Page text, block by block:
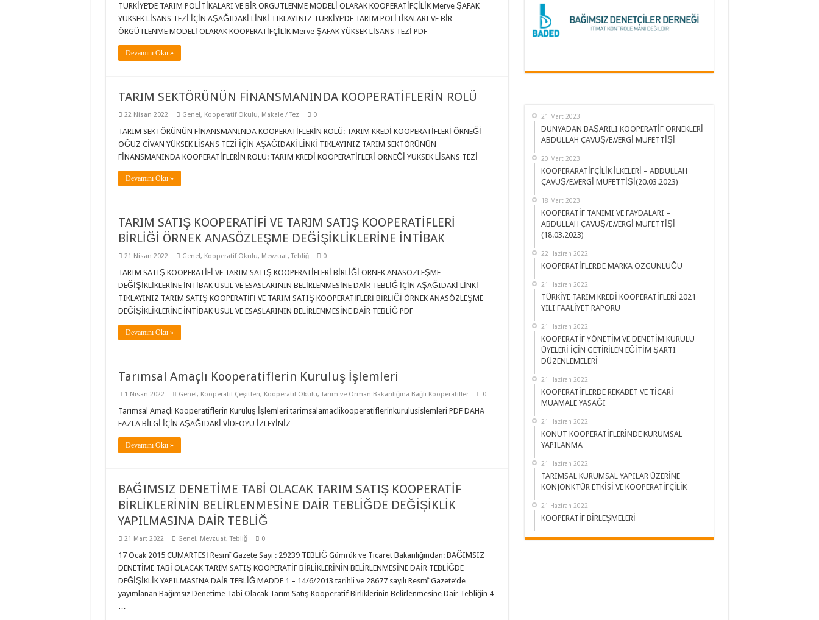
TÜRKİYE’DE TARIM POLİTİKALARI VE BİR ÖRGÜTLENME MODELİ OLARAK KOOPERATİFÇİLİK Merve ŞAFAK
YÜKSEK LİSANS TEZİ İÇİN AŞAĞIDAKİ LİNKİ TIKLAYINIZ TÜRKİYE’DE TARIM POLİTİKALARI VE BİR
ÖRGÜTLENME MODELİ OLARAK KOOPERATİFÇİLİK Merve ŞAFAK YÜKSEK LİSANS TEZİ PDF
Devamını Oku »
TARIM SEKTÖRÜNÜN FİNANSMANINDA KOOPERATİFLERİN ROLÜ
22 Nisan 2022 Genel, Kooperatif Okulu, Makale / Tez 0
TARIM SEKTÖRÜNÜN FİNANSMANINDA KOOPERATİFLERİN ROLÜ: TARIM KREDİ KOOPERATİFLERİ ÖRNEĞİ
OĞUZ CİVAN YÜKSEK LİSANS TEZİ İÇİN AŞAĞIDAKİ LİNKİ TIKLAYINIZ TARIM SEKTÖRÜNÜN
FİNANSMANINDA KOOPERATİFLERİN ROLÜ: TARIM KREDİ KOOPERATİFLERİ ÖRNEĞİ YÜKSEK LİSANS TEZİ
Devamını Oku »
TARIM SATIŞ KOOPERATİFİ VE TARIM SATIŞ KOOPERATİFLERİ
BİRLİĞİ ÖRNEK ANASÖZLEŞME DEĞİŞİKLİKLERİNE İNTİBAK
21 Nisan 2022 Genel, Kooperatif Okulu, Mevzuat,Tebliğ 0
TARIM SATIŞ KOOPERATİFİ VE TARIM SATIŞ KOOPERATİFLERİ BİRLİĞİ ÖRNEK ANASÖZLEŞME
DEĞİŞİKLİKLERİNE İNTİBAK USUL VE ESASLARININ BELİRLENMESİNE DAİR TEBLİĞ İÇİN AŞAĞIDAKİ LİNKİ
TIKLAYINIZ TARIM SATIŞ KOOPERATİFİ VE TARIM SATIŞ KOOPERATİFLERİ BİRLİĞİ ÖRNEK ANASÖZLEŞME
DEĞİŞİKLİKLERİNE İNTİBAK USUL VE ESASLARININ BELİRLENMESİNE DAİR TEBLİĞ PDF
Devamını Oku »
Tarımsal Amaçlı Kooperatiflerin Kuruluş İşlemleri
1 Nisan 2022 Genel, Kooperatif Çeşitleri, Kooperatif Okulu,Tarım ve Orman Bakanlığına Bağlı Kooperatifler 0
Tarımsal Amaçlı Kooperatiflerin Kuruluş İşlemleri tarimsalamaclikooperatiflerinkurulusislemleri PDF DAHA
FAZLA BİLGİ İÇİN AŞAĞIDAKİ VİDEOYU İZLEYİNİZ
Devamını Oku »
BAĞIMSIZ DENETİME TABİ OLACAK TARIM SATIŞ KOOPERATİF
BİRLİKLERİNİN BELİRLENMESİNE DAİR TEBLİĞDE DEĞİŞİKLİK
YAPILMASINA DAİR TEBLİĞ
21 Mart 2022 Genel, Mevzuat,Tebliğ 0
17 Ocak 2015 CUMARTESİ Resmî Gazete Sayı : 29239 TEBLİĞ Gümrük ve Ticaret Bakanlığından: BAĞIMSIZ
DENETİME TABİ OLACAK TARIM SATIŞ KOOPERATİF BİRLİKLERİNİN BELİRLENMESİNE DAİR TEBLİĞDE
DEĞİŞİKLİK YAPILMASINA DAİR TEBLİĞ MADDE 1 – 14/6/2013 tarihli ve 28677 sayılı Resmî Gazete’de
yayımlanan Bağımsız Denetime Tabi Olacak Tarım Satış Kooperatif Birliklerinin Belirlenmesine Dair Tebliğin 4
…
21 Mart 2023
DÜNYADAN BAŞARILI KOOPERATİF ÖRNEKLERİ
ABDULLAH ÇAVUŞ/E.VERGİ MÜFETTİŞİ
20 Mart 2023
KOOPERARATİFÇİLİK İLKELERİ – ABDULLAH
ÇAVUŞ/E.VERGİ MÜFETTİŞİ(20.03.2023)
18 Mart 2023
KOOPERATİF TANIMI VE FAYDALARI –
ABDULLAH ÇAVUŞ/E.VERGİ MÜFETTİŞİ
(18.03.2023)
22 Haziran 2022
KOOPERATİFLERDE MARKA ÖZGÜNLÜĞÜ
21 Haziran 2022
TÜRKİYE TARIM KREDİ KOOPERATİFLERİ 2021
YILI FAALİYET RAPORU
21 Haziran 2022
KOOPERATİF YÖNETİM VE DENETİM KURULU
ÜYELERİ İÇİN GETİRİLEN EĞİTİM ŞARTI
DÜZENLEMELERİ
21 Haziran 2022
KOOPERATİFLERDE REKABET VE TİCARİ
MUAMALE YASAĞI
21 Haziran 2022
KONUT KOOPERATİFLERİNDE KURUMSAL
YAPILANMA
21 Haziran 2022
TARIMSAL KURUMSAL YAPILAR ÜZERİNE
KONJONKTÜR ETKİSİ VE KOOPERATİFÇİLİK
21 Haziran 2022
KOOPERATİF BİRLEŞMELERİ